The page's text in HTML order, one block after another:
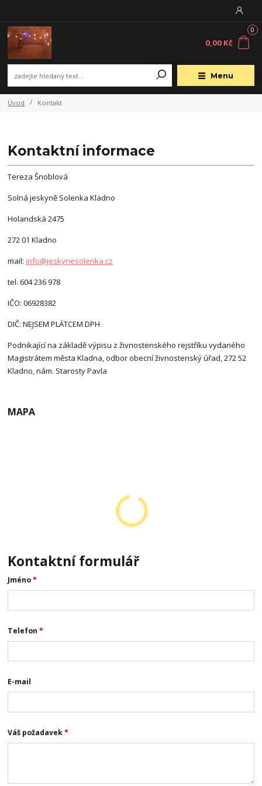
Menu
0
0,00 Kč
Úvod Kontakt
Kontaktní informace
Tereza Šnoblová
Solná jeskyně Solenka Kladno
Holandská 2475
272 01 Kladno
mail: info@jeskynesolenka.cz
tel. 604 236 978
IČO: 06928382
DIČ: NEJSEM PLÁTCEM DPH
Podnikající na základě výpisu z živnostenského rejstříku vydaného
Magistrátem města Kladna, odbor obecní živnostenský úřad, 272 52
Kladno, nám. Starosty Pavla
MAPA
Kontaktní formulář
Jméno*
Telefon*
E-mail
Váš požadavek*